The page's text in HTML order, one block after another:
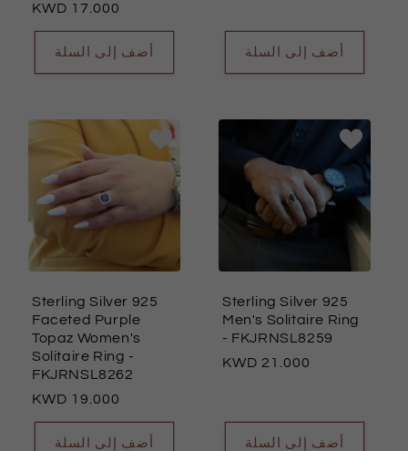
العادي
البيع17.000
أضف إلى السلة أضف إلى السلة
Sterling Silver 925
Faceted Purple
Topaz Women's
Solitaire Ring -
FKJRNSL8262
السعر
العادي
19.000
أضف إلى السلة
Sterling Silver 925
Men's Solitaire Ring
- FKJRNSL8259
السعر21.000
أضف إلى السلة